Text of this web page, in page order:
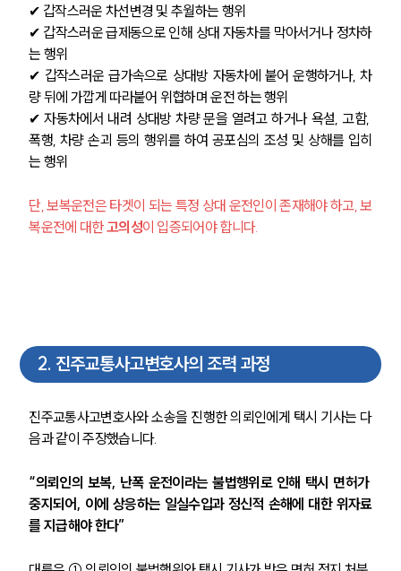
✔ 갑작스러운 차선변경 및 추월하는 행위
✔ 갑작스러운 급제동으로 인해 상대 자동차를 막아서거나 정차하
는 행위
✔ 갑작스러운 급가속으로 상대방 자동차에 붙어 운행하거나, 차
량 뒤에 가깝게 따라붙어 위협하며 운전 하는 행위
✔ 자동차에서 내려 상대방 차량 문을 열려고 하거나 욕설, 고함,
폭행, 차량 손괴 등의 행위를 하여 공포심의 조성 및 상해를 입히
는 행위
단, 보복운전은 타겟이 되는 특정 상대 운전인이 존재해야 하고, 보
복운전에 대한 고의성이 입증되어야 합니다.
2. 진주교통사고변호사의 조력 과정
진주교통사고변호사와 소송을 진행한 의뢰인에게 택시 기사는 다
음과 같이 주장했습니다.
“의뢰인의 보복, 난폭 운전이라는 불법행위로 인해 택시 면허가
중지되어, 이에 상응하는 일실수입과 정신적 손해에 대한 위자료
를 지급해야 한다”